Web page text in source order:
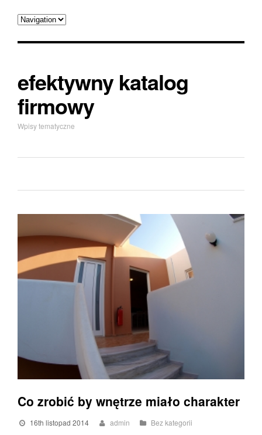
efektywny katalog
firmowy
Wpisy tematyczne
Co zrobić by wnętrze miało charakter
16th listopad 2014 admin Bez kategorii